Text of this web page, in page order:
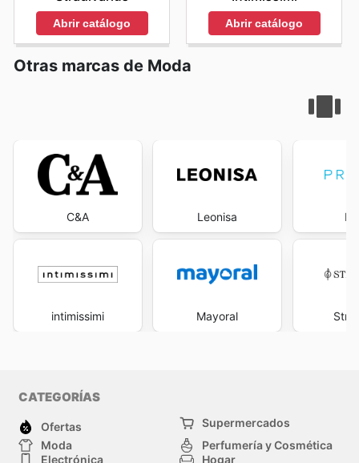
Abrir catálogo Abrir catálogo
Otras marcas de Moda
C&A
intimissimi
Leonisa
Mayoral
CATEGORÍAS
Ofertas
Supermercados
Moda
Perfumería y Cosmética
Electrónica
Hogar